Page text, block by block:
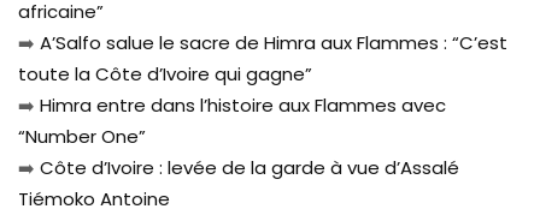
africaine”
➡️ A’Salfo salue le sacre de Himra aux Flammes : “C’est
toute la Côte d’Ivoire qui gagne”
➡️ Himra entre dans l’histoire aux Flammes avec
“Number One”
➡️ Côte d’Ivoire : levée de la garde à vue d’Assalé
Tiémoko Antoine